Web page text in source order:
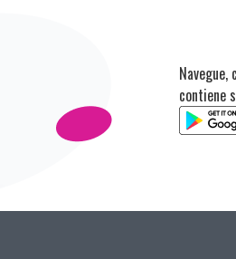
contiene